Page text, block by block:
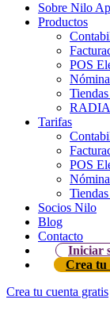
Sobre Nilo
Productos
POS
Tarifas
POS
Socios Nilo
Blog
Contacto
Iniciar
Crea tu
Crea tu cuenta gratis